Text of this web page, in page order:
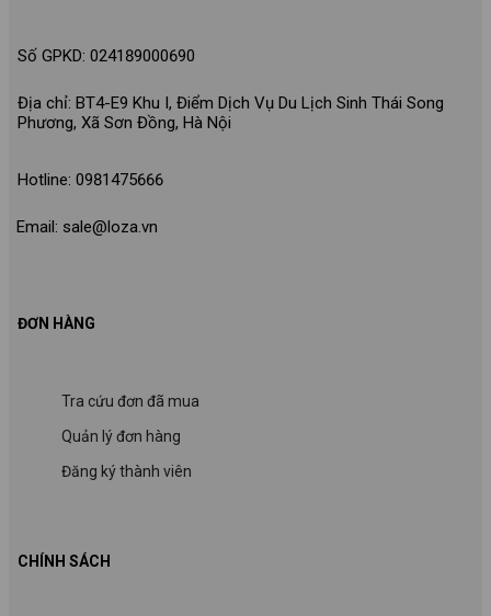
CHÍNH SÁCH
Số GPKD: 024189000690
Địa chỉ: BT4-E9 Khu I, Điểm Dịch Vụ Du Lịch Sinh Thái Song
Phương, Xã Sơn Đồng, Hà Nội
Hotline: 0981475666
Email: sale@loza.vn
ĐƠN HÀNG
Tra cứu đơn đã mua
Quản lý đơn hàng
Đăng ký thành viên